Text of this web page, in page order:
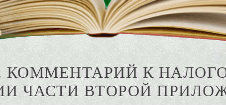
К
ЧАСТИ ВТОРОЙ